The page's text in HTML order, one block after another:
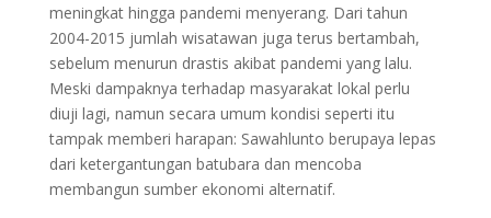
meningkat hingga pandemi menyerang. Dari tahun
2004-2015 jumlah wisatawan juga terus bertambah,
sebelum menurun drastis akibat pandemi yang lalu.
Meski dampaknya terhadap masyarakat lokal perlu
diuji lagi, namun secara umum kondisi seperti itu
tampak memberi harapan: Sawahlunto berupaya lepas
dari ketergantungan batubara dan mencoba
membangun sumber ekonomi alternatif.